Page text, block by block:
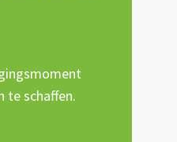
te schaffen.